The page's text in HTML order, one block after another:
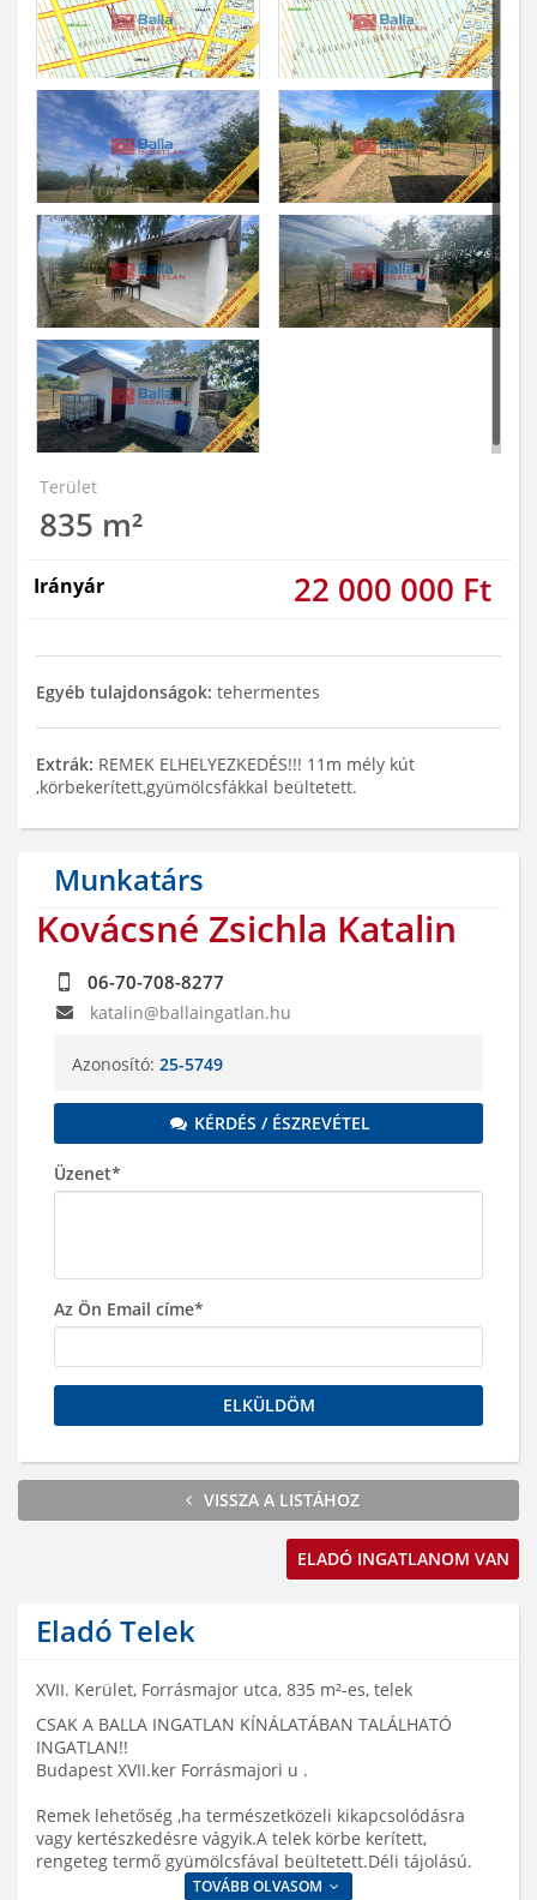
Terület
835 m²
Irányár 22 000 000 Ft
Egyéb tulajdonságok: tehermentes
Extrák: REMEK ELHELYEZKEDÉS!!! 11m mély kút
,körbekerített,gyümölcsfákkal beültetett.
Munkatárs
Kovácsné Zsichla Katalin
06-70-708-8277
katalin@ballaingatlan.hu
Azonosító: 25-5749
KÉRDÉS / ÉSZREVÉTEL
Üzenet*
Az Ön Email címe*
ELKÜLDÖM
VISSZA A LISTÁHOZ
ELADÓ INGATLANOM VAN
Eladó Telek
XVII. Kerület, Forrásmajor utca, 835 m²-es, telek
CSAK A BALLA INGATLAN KÍNÁLATÁBAN TALÁLHATÓ
INGATLAN!!
Budapest XVII.ker Forrásmajori u .
Remek lehetőség ,ha természetközeli kikapcsolódásra
vagy kertészkedésre vágyik.A telek körbe kerített,
rengeteg termő gyümölcsfával beültetett.Déli tájolású.
TOVÁBB OLVASOM